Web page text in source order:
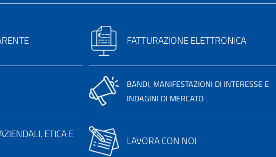
FATTURAZIONE ELETTRONICA
BANDI, MANIFESTAZIONI DI INTERESSE E
INDAGINI DI MERCATO
ETICA E
LAVORA CON NOI